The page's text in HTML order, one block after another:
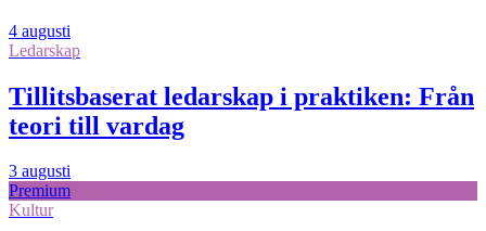
4 augusti
Ledarskap
Tillitsbaserat ledarskap i praktiken: Från
teori till vardag
3 augusti
Premium
Kultur